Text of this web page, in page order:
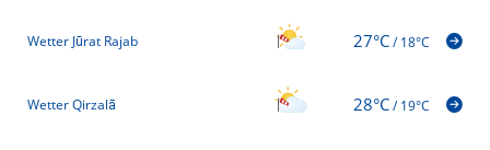
Wetter Jūrat Rajab 27°C/18°C
Wetter Qirzalā 28°C/19°C